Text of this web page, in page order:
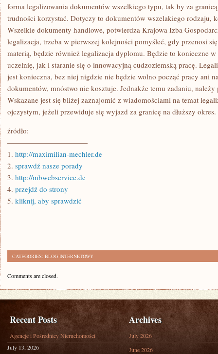
forma legalizowania dokumentów wszelkiego typu, tak by za
trudności korzystać. Dotyczy to dokumentów wszelakiego rodzaju,
Wszelkie dokumenty handlowe, potwierdza Krajowa Izba
legalizacja, trzeba w pierwszej kolejności pomyśleć, gdy przenosi
materią, będzie również legalizacja dyplomu. Będzie to konieczne
uczelnię, jak i staranie się o innowacyjną cudzoziemską pracę.
jest konieczna, bez niej nigdzie nie będzie wolno począć pracy ani
dokumentów, mnóstwo nie kosztuje. Jednakże temu zadaniu,
Wskazane jest się bliżej zaznajomić z wiadomościami na temat
ojczystym, jeżeli przewiduje się wyjazd za granicę na dłuższy okres.
źródło:
———————————
1. http://maximilian-mechler.de
2. sprawdź nasze porady
3. http://mbwebservice.de
4. przejdź do strony
5. kliknij, aby sprawdzić
CATEGORIES: BLOG INTERNETOWY
Comments are closed.
Recent Posts
Agencje i Pośrednicy Nieruchomości
July 13, 2026
Archives
July 2026
June 2026